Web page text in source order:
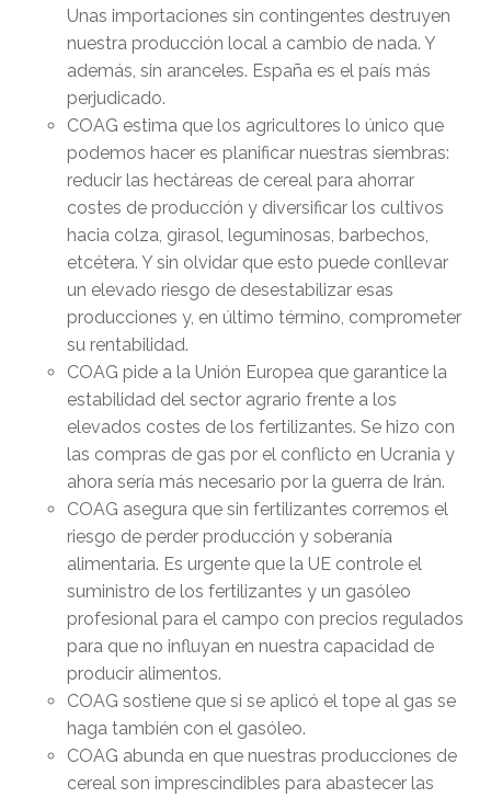
Unas importaciones sin contingentes destruyen
nuestra producción local a cambio de nada. Y
además, sin aranceles. España es el país más
perjudicado.
COAG estima que los agricultores lo único que
podemos hacer es planificar nuestras siembras:
reducir las hectáreas de cereal para ahorrar
costes de producción y diversificar los cultivos
hacia colza, girasol, leguminosas, barbechos,
etcétera. Y sin olvidar que esto puede conllevar
un elevado riesgo de desestabilizar esas
producciones y, en último término, comprometer
su rentabilidad.
COAG pide a la Unión Europea que garantice la
estabilidad del sector agrario frente a los
elevados costes de los fertilizantes. Se hizo con
las compras de gas por el conflicto en Ucrania y
ahora sería más necesario por la guerra de Irán.
COAG asegura que sin fertilizantes corremos el
riesgo de perder producción y soberanía
alimentaria. Es urgente que la UE controle el
suministro de los fertilizantes y un gasóleo
profesional para el campo con precios regulados
para que no influyan en nuestra capacidad de
producir alimentos.
COAG sostiene que si se aplicó el tope al gas se
haga también con el gasóleo.
COAG abunda en que nuestras producciones de
cereal son imprescindibles para abastecer las